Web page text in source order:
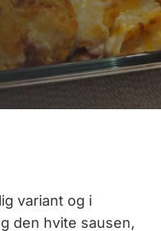
variant og i
den hvite sausen,